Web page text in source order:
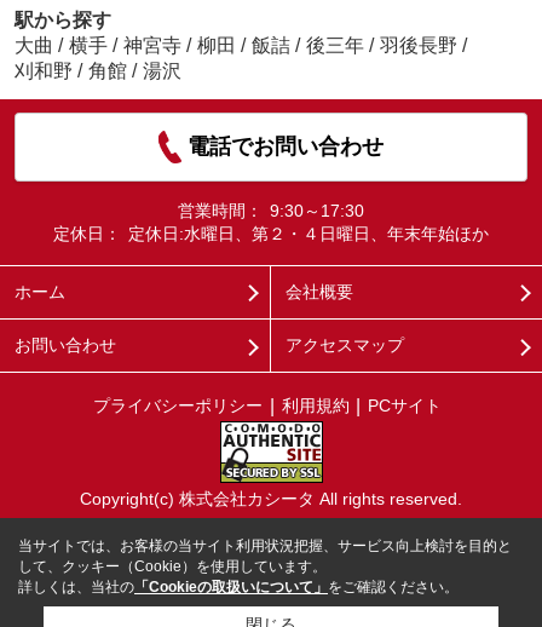
駅から探す
大曲 / 横手 / 神宮寺 / 柳田 / 飯詰 / 後三年 / 羽後長野 /
刈和野 / 角館 / 湯沢
電話でお問い合わせ
営業時間：
9:30～17:30
定休日：
定休日:水曜日、第２・４日曜日、年末年始ほか
ホーム 会社概要
お問い合わせ アクセスマップ
プライバシーポリシー 利用規約 PCサイト
Copyright(c) 株式会社カシータ All rights reserved.
当サイトでは、お客様の当サイト利用状況把握、サービス向上検討を目的と
して、クッキー（Cookie）を使用しています。
詳しくは、当社の 「Cookieの取扱いについて」 をご確認ください。